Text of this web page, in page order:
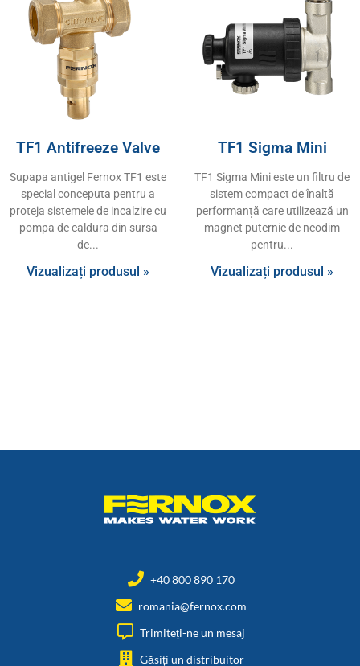
TF1 Antifreeze Valve
Supapa antigel Fernox TF1 este
special conceputa pentru a
proteja sistemele de incalzire cu
pompa de caldura din sursa
de
Vizualizați produsul »
TF1 Sigma Mini
TF1 Sigma Mini este un filtru de
sistem compact de înaltă
performanță care utilizează un
magnet puternic de neodim
pentru
Vizualizați produsul »
+40 800 890 170
romania@fernox.com
Trimiteți-ne un mesaj
Găsiți un distribuitor